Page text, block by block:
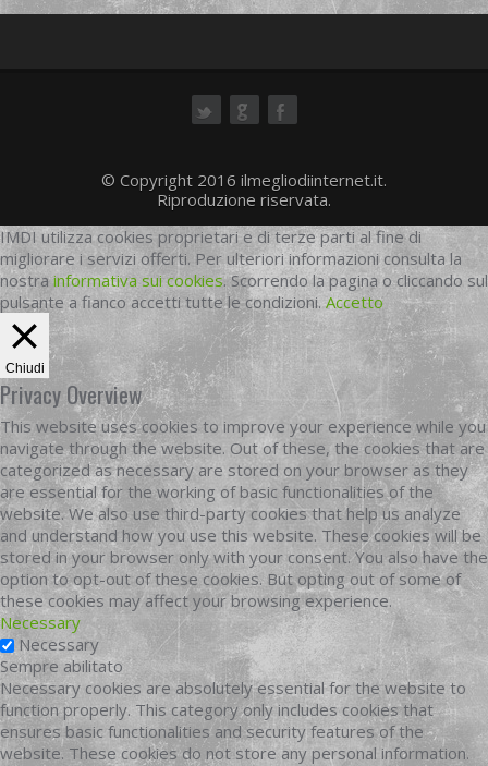
© Copyright 2016 ilmegliodiinternet.it.
Riproduzione riservata.
IMDI utilizza cookies proprietari e di terze parti al fine di
migliorare i servizi offerti. Per ulteriori informazioni consulta la
nostrainformativa sui cookies. Scorrendo la pagina o cliccando sul
pulsante a fianco accetti tutte le condizioni.Accetto
Chiudi
Privacy Overview
This website uses cookies to improve your experience while you
navigate through the website. Out of these, the cookies that are
categorized as necessary are stored on your browser as they
are essential for the working of basic functionalities of the
website. We also use third-party cookies that help us analyze
and understand how you use this website. These cookies will be
stored in your browser only with your consent. You also have the
option to opt-out of these cookies. But opting out of some of
these cookies may affect your browsing experience.
Necessary
Necessary
Sempre abilitato
Necessary cookies are absolutely essential for the website to
function properly. This category only includes cookies that
ensures basic functionalities and security features of the
website. These cookies do not store any personal information.